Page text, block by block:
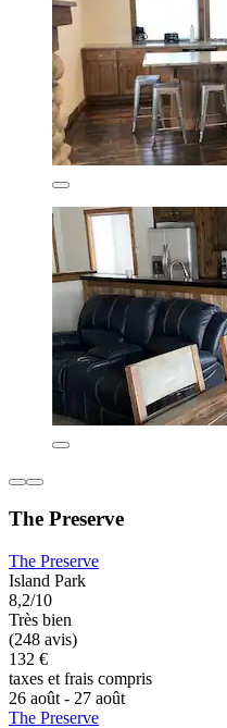
The Preserve
The Preserve
Island Park
8,2/10
Très bien
(248 avis)
132 €
taxes et frais compris
26 août - 27 août
The Preserve